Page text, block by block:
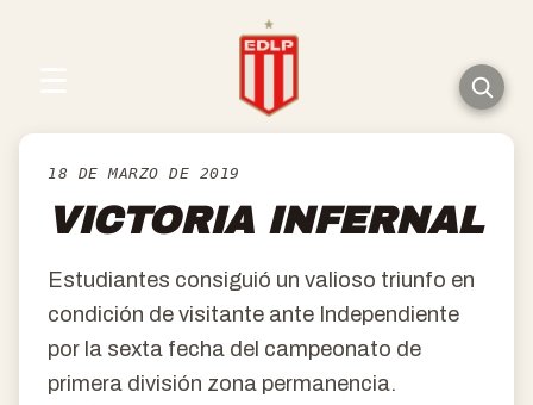
18 DE MARZO DE 2019
VICTORIA INFERNAL
Estudiantes consiguió un valioso triunfo en
condición de visitante ante Independiente
por la sexta fecha del campeonato de
primera división zona permanencia.